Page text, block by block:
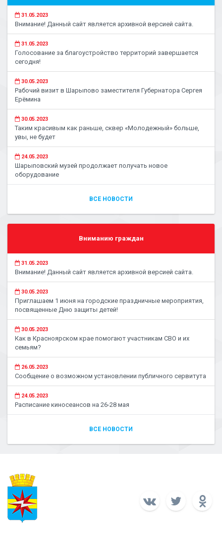
31.05.2023
Внимание! Данный сайт является архивной версией сайта.
31.05.2023
Голосование за благоустройство территорий завершается
сегодня!
30.05.2023
Рабочий визит в Шарыпово заместителя Губернатора Сергея
Ерёмина
30.05.2023
Таким красивым как раньше, сквер «Молодежный» больше,
увы, не будет
24.05.2023
Шарыповский музей продолжает получать новое
оборудование
ВСЕ НОВОСТИ
Вниманию граждан
31.05.2023
Внимание! Данный сайт является архивной версией сайта.
30.05.2023
Приглашаем 1 июня на городские праздничные мероприятия,
посвященные Дню защиты детей!
30.05.2023
Как в Красноярском крае помогают участникам СВО и их
семьям?
26.05.2023
Сообщение о возможном установлении публичного сервитута
24.05.2023
Расписание киносеансов на 26-28 мая
ВСЕ НОВОСТИ